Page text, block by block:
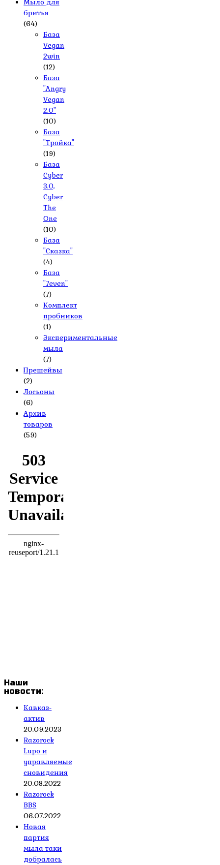
Мыло для
бритья
(64)
База
Vegan
2win
(12)
База
"Angry
Vegan
2.0"
(10)
База
"Тройка"
(19)
База
Cyber
3.0,
Cyber
The
One
(10)
База
"Сказка"
(4)
База
"7even"
(7)
Комплект
пробников
(1)
Экспериментальные
мыла
(7)
Прешейвы
(2)
Лосьоны
(6)
Архив
товаров
(59)
Наши
новости:
Кавказ-
актив
20.09.2023
Razorock
Lupo и
управляемые
сновидения
20.08.2022
Razorock
BBS
06.07.2022
Новая
партия
мыла таки
добралась